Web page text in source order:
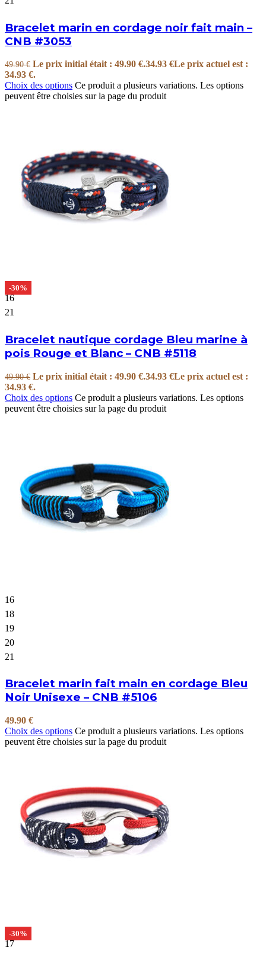
Bracelet marin en cordage noir fait main –
CNB #3053
49.90€ Le prix initial était : 49.90 €.34.93 €Le prix actuel est :
34.93 €.
Choix des options Ce produit a plusieurs variations. Les options
peuvent être choisies sur la page du produit
-30%
16
21
Bracelet nautique cordage Bleu marine à
pois Rouge et Blanc – CNB #5118
49.90€ Le prix initial était : 49.90 €.34.93 €Le prix actuel est :
34.93 €.
Choix des options Ce produit a plusieurs variations. Les options
peuvent être choisies sur la page du produit
16
18
19
20
21
Bracelet marin fait main en cordage Bleu
Noir Unisexe – CNB #5106
49.90 €
Choix des options Ce produit a plusieurs variations. Les options
peuvent être choisies sur la page du produit
-30%
17